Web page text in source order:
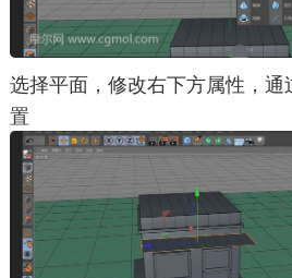
选择平面，修改右下方属性，
置